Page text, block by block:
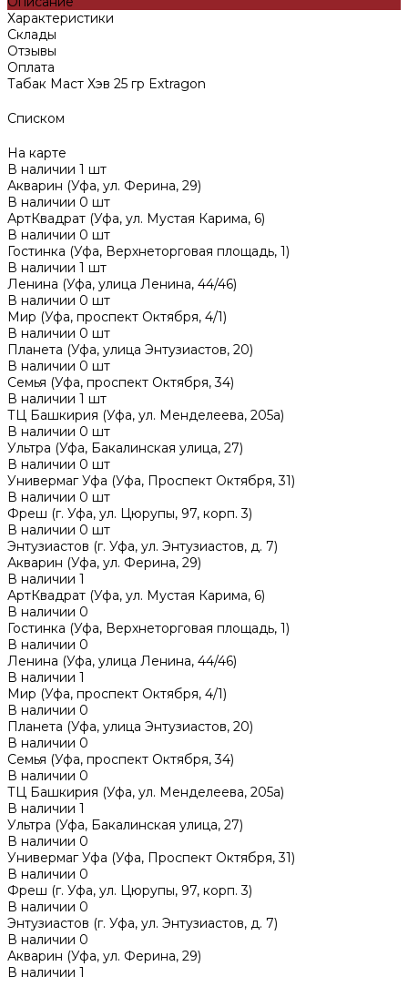
Характеристики
Склады
Отзывы
Оплата
Табак Маст Хэв 25 гр Extragon
Списком
На карте
В наличии 1 шт
Акварин (Уфа, ул. Ферина, 29)
В наличии 0 шт
АртКвадрат (Уфа, ул. Мустая Карима, 6)
В наличии 0 шт
Гостинка (Уфа, Верхнеторговая площадь, 1)
В наличии 1 шт
Ленина (Уфа, улица Ленина, 44/46)
В наличии 0 шт
Мир (Уфа, проспект Октября, 4/1)
В наличии 0 шт
Планета (Уфа, улица Энтузиастов, 20)
В наличии 0 шт
Семья (Уфа, проспект Октября, 34)
В наличии 1 шт
ТЦ Башкирия (Уфа, ул. Менделеева, 205а)
В наличии 0 шт
Ультра (Уфа, Бакалинская улица, 27)
В наличии 0 шт
Универмаг Уфа (Уфа, Проспект Октября, 31)
В наличии 0 шт
Фреш (г‌. Уфа, ул. Цюрупы, 97, корп. 3)
В наличии 0 шт
Энтузиастов (г. Уфа, ул. Энтузиастов, д. 7)
Акварин (Уфа, ул. Ферина, 29)
В наличии 1
АртКвадрат (Уфа, ул. Мустая Карима, 6)
В наличии 0
Гостинка (Уфа, Верхнеторговая площадь, 1)
В наличии 0
Ленина (Уфа, улица Ленина, 44/46)
В наличии 1
Мир (Уфа, проспект Октября, 4/1)
В наличии 0
Планета (Уфа, улица Энтузиастов, 20)
В наличии 0
Семья (Уфа, проспект Октября, 34)
В наличии 0
ТЦ Башкирия (Уфа, ул. Менделеева, 205а)
В наличии 1
Ультра (Уфа, Бакалинская улица, 27)
В наличии 0
Универмаг Уфа (Уфа, Проспект Октября, 31)
В наличии 0
Фреш (г‌. Уфа, ул. Цюрупы, 97, корп. 3)
В наличии 0
Энтузиастов (г. Уфа, ул. Энтузиастов, д. 7)
В наличии 0
Акварин (Уфа, ул. Ферина, 29)
В наличии 1